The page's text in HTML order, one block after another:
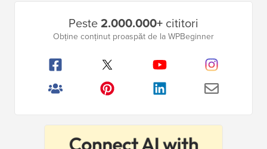
laterală
principală
Peste2.000.000+ cititori
Obține conținut proaspăt de la WPBeginner